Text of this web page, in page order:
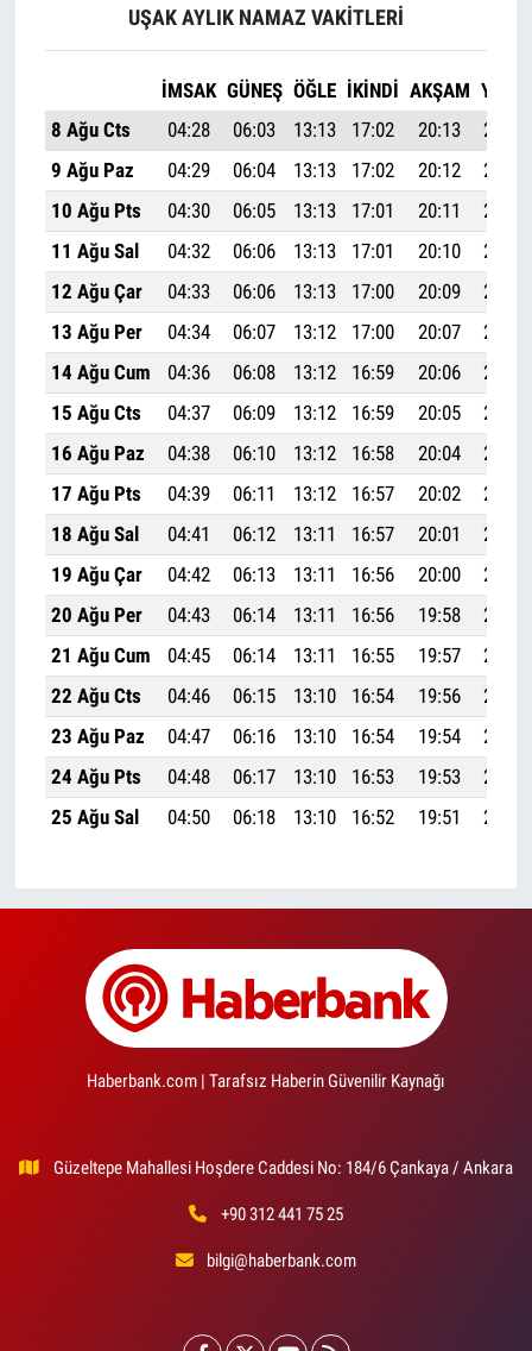
UŞAK AYLIK NAMAZ VAKITLERI
İMSAK GÜNEŞ ÖĞLE İKINDI AKŞAM YATSI
8 Ağu Cts
04:28 06:03 13:13 17:02 20:13
21:42
9 Ağu Paz
04:29 06:04 13:13 17:02 20:12
21:41
10 Ağu Pts
04:30 06:05 13:13 17:01 20:11
21:39
11 Ağu Sal
04:32 06:06 13:13 17:01 20:10
21:37
12 Ağu Çar
04:33 06:06 13:13 17:00 20:09
21:36
13 Ağu Per
04:34 06:07 13:12 17:00 20:07
21:34
14 Ağu Cum
04:36 06:08 13:12 16:59 20:06
21:33
15 Ağu Cts
04:37 06:09 13:12 16:59 20:05
21:31
16 Ağu Paz
04:38 06:10 13:12 16:58 20:04
21:29
17 Ağu Pts
04:39 06:11 13:12 16:57 20:02
21:28
18 Ağu Sal
04:41 06:12 13:11 16:57 20:01
21:26
19 Ağu Çar
04:42 06:13 13:11 16:56 20:00
21:24
20 Ağu Per
04:43 06:14 13:11 16:56 19:58
21:22
21 Ağu Cum
04:45 06:14 13:11 16:55 19:57
21:21
22 Ağu Cts
04:46 06:15 13:10 16:54 19:56
21:19
23 Ağu Paz
04:47 06:16 13:10 16:54 19:54
21:17
24 Ağu Pts
04:48 06:17 13:10 16:53 19:53
21:16
25 Ağu Sal
04:50 06:18 13:10 16:52 19:51 21:14
Haberbank.com | Tarafsız Haberin Güvenilir Kaynağı
Güzeltepe Mahallesi Hoşdere Caddesi No: 184/6 Çankaya / Ankara
+90 312 441 75 25
bilgi@haberbank.com